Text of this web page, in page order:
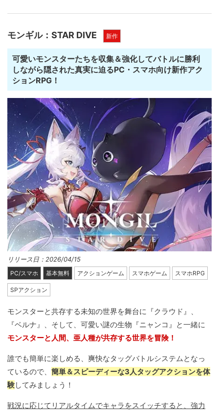
モンギル：STAR DIVE 新作
可愛いモンスターたちを収集＆強化してバトルに勝利
しながら隠された真実に迫るPC・スマホ向け新作アク
ションRPG！
リリース日：2026/04/15
PC/スマホ 基本無料 アクションゲーム スマホゲーム スマホRPG
SPアクション
モンスターと共存する未知の世界を舞台に『クラウド』、
『ベルナ』、そして、可愛い謎の生物『ニャンコ』と一緒に
モンスターと人間、亜人種が共存する世界を冒険！
誰でも簡単に楽しめる、爽快なタッグバトルシステムとなっ
ているので、 簡単＆スピーディーな3人タッグアクションを体
験してみましょう！
戦況に応じてリアルタイムでキャラをスイッチすると、強力